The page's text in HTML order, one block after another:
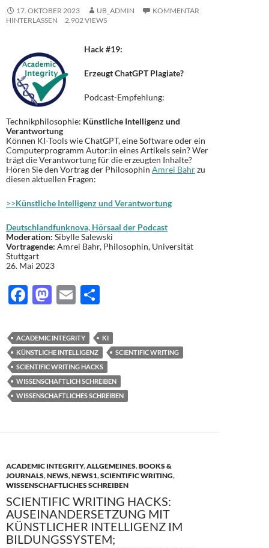
17. OKTOBER 2023 UB_ADMIN
KOMMENTAR
HINTERLASSEN
2.902 VIEWS
Hack #19:
Erzeugt ChatGPT Plagiate?
Podcast-Empfehlung:
Technikphilosophie: Künstliche Intelligenz und
Verantwortung
Können KI-Tools wie ChatGPT, eine Software oder ein
Computerprogramm Autor:in eines Artikels sein? Wer
trägt die Verantwortung für die erzeugten Inhalte?
Hören Sie den Vortrag der Philosophin Amrei Bahrzu
diesen aktuellen Fragen:
>>Künstliche Intelligenz und Verantwortung
Deutschlandfunknova, Hörsaal der Podcast
Moderation: Sibylle Salewski
Vortragende: Amrei Bahr, Philosophin, Universität
Stuttgart
26. Mai 2023
F
e
b
o
o
k
M
to
d
o
n
E
ail le
n
ACADEMIC INTEGRITY
KI
KÜNSTLICHE INTELLIGENZ
SCIENTIFIC WRITING
SCIENTIFIC WRITING HACKS
WISSENSCHAFTLICH SCHREIBEN
WISSENSCHAFTLICHES SCHREIBEN
ACADEMIC INTEGRITY,ALLGEMEINES,BOOKS &
JOURNALS,NEWS,NEWS1,SCIENTIFIC WRITING,
WISSENSCHAFTLICHES SCHREIBEN
SCIENTIFIC WRITING HACKS:
AUSEINANDERSETZUNG MIT
KÜNSTLICHER INTELLIGENZ IM
BILDUNGSSYSTEM;